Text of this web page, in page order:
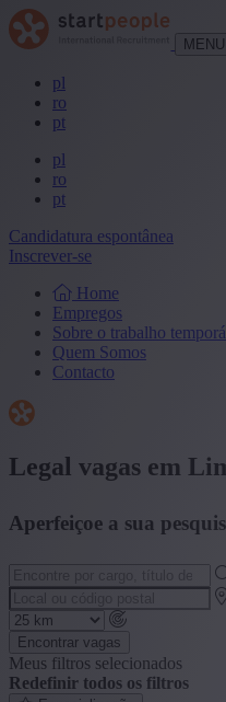
MENU
pl
ro
pt
pl
ro
pt
Candidatura espontânea
Inscrever-se
Home
Empregos
Sobre o trabalho
Quem Somos
Contacto
Legal vagas em
Aperfeiçoe a sua
Encontrar vagas
Meus filtros selecionados
Redefinir todos os filtros